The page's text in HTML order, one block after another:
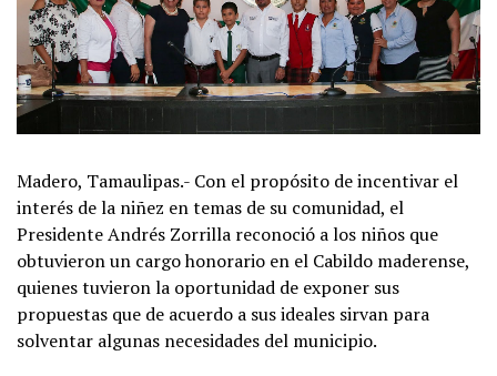
Madero, Tamaulipas.- Con el propósito de incentivar el
interés de la niñez en temas de su comunidad, el
Presidente Andrés Zorrilla reconoció a los niños que
obtuvieron un cargo honorario en el Cabildo maderense,
quienes tuvieron la oportunidad de exponer sus
propuestas que de acuerdo a sus ideales sirvan para
solventar algunas necesidades del municipio.